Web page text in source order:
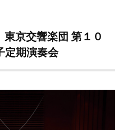
東京交響楽団 第１０
定期演奏会